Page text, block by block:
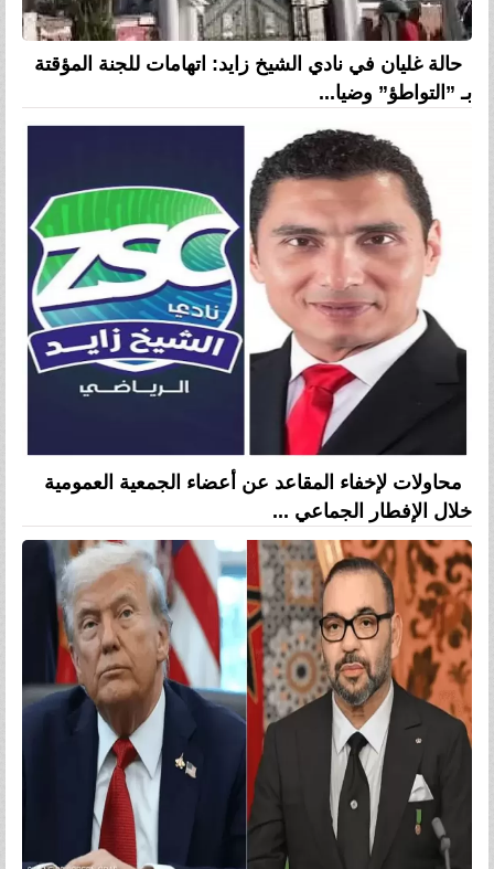
حالة غليان في نادي الشيخ زايد: اتهامات للجنة المؤقتة
بـ ”التواطؤ” وضيا...
محاولات لإخفاء المقاعد عن أعضاء الجمعية العمومية
خلال الإفطار الجماعي ...